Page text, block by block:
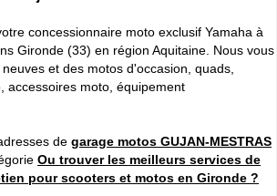
concessionnaire moto exclusif Yamaha à
Gironde (33) en région Aquitaine. Nous vous
et des motos d'occasion, quads,
accessoires moto, équipement
de garage motos GUJAN-MESTRAS
Ou trouver les meilleurs services de
pour scooters et motos en Gironde ?